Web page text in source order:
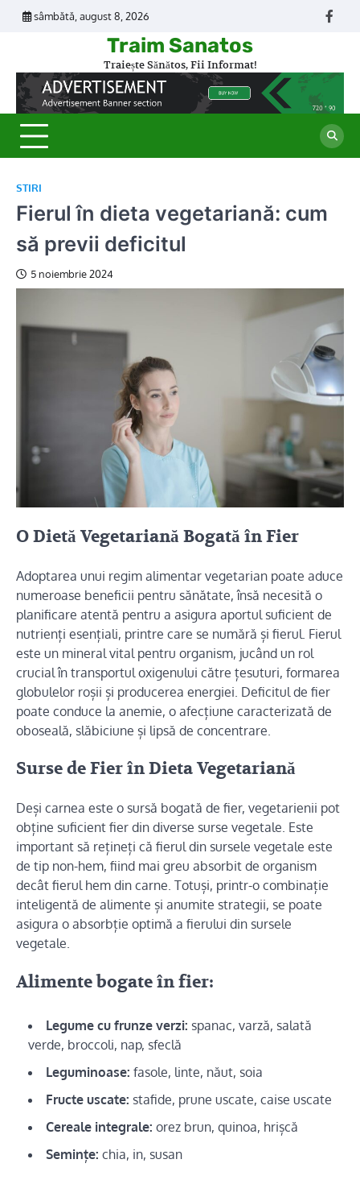
Skip
sâmbătă, august 8, 2026
Traim Sanatos
Traiește Sănătos, Fii Informat!
STIRI
Fierul în dieta vegetariană: cum
să previi deficitul
5 noiembrie 2024
O Dietă Vegetariană Bogată în Fier
Adoptarea unui regim alimentar vegetarian poate aduce
numeroase beneficii pentru sănătate, însă necesită o
planificare atentă pentru a asigura aportul suficient de
nutrienți esențiali, printre care se numără și fierul. Fierul
este un mineral vital pentru organism, jucând un rol
crucial în transportul oxigenului către țesuturi, formarea
globulelor roșii și producerea energiei. Deficitul de fier
poate conduce la anemie, o afecțiune caracterizată de
oboseală, slăbiciune și lipsă de concentrare.
Surse de Fier în Dieta Vegetariană
Deși carnea este o sursă bogată de fier, vegetarienii pot
obține suficient fier din diverse surse vegetale. Este
important să rețineți că fierul din sursele vegetale este
de tip non-hem, fiind mai greu absorbit de organism
decât fierul hem din carne. Totuși, printr-o combinație
inteligentă de alimente și anumite strategii, se poate
asigura o absorbție optimă a fierului din sursele
vegetale.
Alimente bogate în fier:
Legume cu frunze verzi: spanac, varză, salată
verde, broccoli, nap, sfeclă
Leguminoase: fasole, linte, năut, soia
Fructe uscate: stafide, prune uscate, caise uscate
Cereale integrale: orez brun, quinoa, hrișcă
Semințe: chia, in, susan